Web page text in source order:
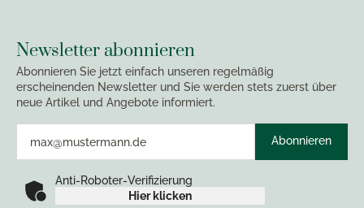
Newsletter abonnieren
Abonnieren Sie jetzt einfach unseren regelmäßig
erscheinenden Newsletter und Sie werden stets zuerst über
neue Artikel und Angebote informiert.
Abonnieren
Anti-Roboter-Verifizierung
Hier klicken